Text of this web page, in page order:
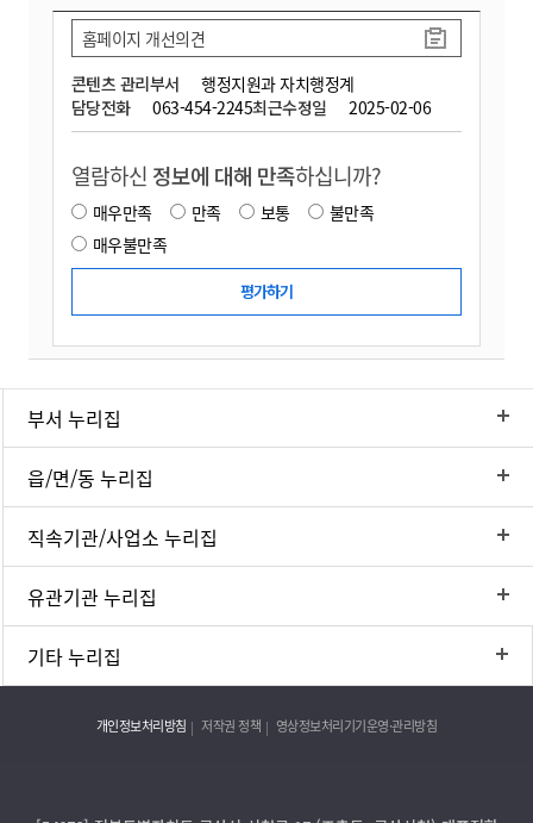
콘텐츠 관리부서
행정지원과 자치행정계
담당전화
063-454-2245최근수정일 2025-02-06
홈페이지 개선의견
열람하신 정보에 대해 만족하십니까?
매우만족 만족 보통
불만족
매우불만족
부서 누리집
읍/면/동 누리집
직속기관/사업소 누리집
유관기관 누리집
기타 누리집
개인정보처리방침 저작권 정책 영상정보처리기기운영·관리방침